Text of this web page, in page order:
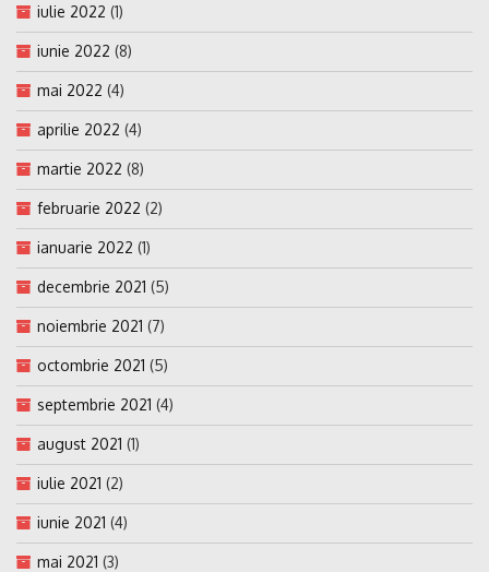
iulie 2022 (1)
iunie 2022 (8)
mai 2022 (4)
aprilie 2022 (4)
martie 2022 (8)
februarie 2022 (2)
ianuarie 2022 (1)
decembrie 2021 (5)
noiembrie 2021 (7)
octombrie 2021 (5)
septembrie 2021 (4)
august 2021 (1)
iulie 2021 (2)
iunie 2021 (4)
mai 2021 (3)